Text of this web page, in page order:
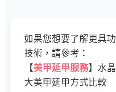
如果您想要了解更具
技術，請參考：
【美甲延甲服務】水
大美甲延甲方式比較